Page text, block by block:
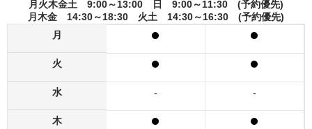
月火木金土 9:00～13:00 日 9:00～11:30 (予約優先)
月木金 14:30～18:30 火土 14:30～16:30 (予約優先)
月
火
水
木
- -